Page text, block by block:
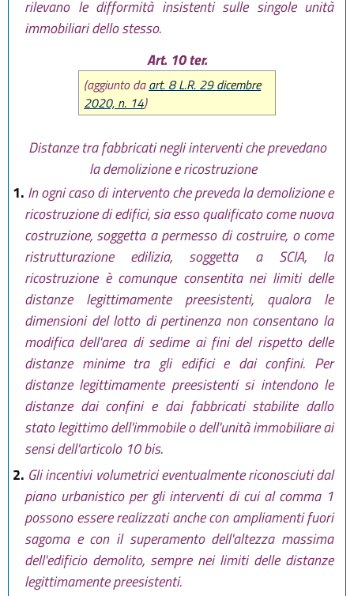
rilevano le difformità insistenti sulle singole unità
immobiliari dello stesso.
Art. 10 ter.
(aggiunto daart. 8 L.R. 29 dicembre
2020, n. 14)
Distanze tra fabbricati negli interventi che prevedano
la demolizione e ricostruzione
1. In ogni caso di intervento che preveda la demolizione e
ricostruzione di edifici, sia esso qualificato come nuova
costruzione, soggetta a permesso di costruire, o come
ristrutturazione edilizia, soggetta a SCIA, la
ricostruzione è comunque consentita nei limiti delle
distanze legittimamente preesistenti, qualora le
dimensioni del lotto di pertinenza non consentano la
modifica dell'area di sedime ai fini del rispetto delle
distanze minime tra gli edifici e dai confini. Per
distanze legittimamente preesistenti si intendono le
distanze dai confini e dai fabbricati stabilite dallo
stato legittimo dell'immobile o dell'unità immobiliare ai
sensi dell'articolo 10 bis.
2. Gli incentivi volumetrici eventualmente riconosciuti dal
piano urbanistico per gli interventi di cui al comma 1
possono essere realizzati anche con ampliamenti fuori
sagoma e con il superamento dell'altezza massima
dell'edificio demolito, sempre nei limiti delle distanze
legittimamente preesistenti.